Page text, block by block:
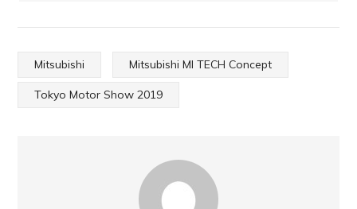
Mitsubishi Mitsubishi MI TECH Concept
Tokyo Motor Show 2019